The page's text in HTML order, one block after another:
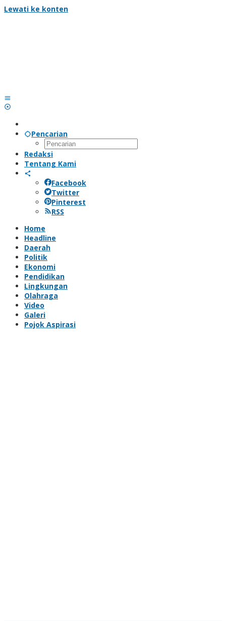
Lewati ke konten
Pencarian
Redaksi
Tentang Kami
Facebook
Twitter
Pinterest
RSS
Home
Headline
Daerah
Politik
Ekonomi
Pendidikan
Lingkungan
Olahraga
Video
Galeri
Pojok Aspirasi